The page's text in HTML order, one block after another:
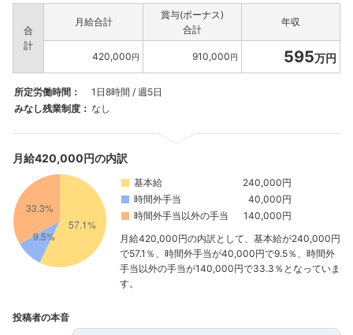
合
計
月給合計
賞与(ボーナス)
合計
年収
420,000円 910,000円 595万円
所定労働時間：
1日8時間 / 週5日
みなし残業制度： なし
月給420,000円の内訳
基本給
240,000円
時間外手当
40,000円
時間外手当以外の手当
140,000円
月給420,000円の内訳として、基本給が240,000円
で57.1％、時間外手当が40,000円で9.5％、時間外
手当以外の手当が140,000円で33.3％となっていま
す。
投稿者の本音